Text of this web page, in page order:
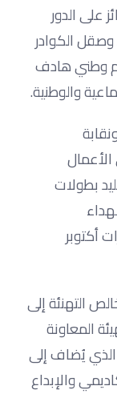
على الدور
الكوادر
وطني هادف
والوطنية.
بطولات
أكتوبر
التهنئة إلى
المعاونة
الذي يُضاف إلى
والإبداع